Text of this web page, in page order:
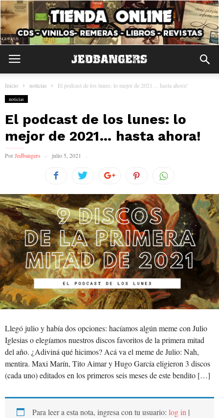
Inicio noticias El podcast de los lunes: lo mejor de 2021… hasta ahora!
noticias
El podcast de los lunes: lo
mejor de 2021… hasta ahora!
PorJedbangers julio 5, 2021
Llegó julio y había dos opciones: hacíamos algún meme con Julio
Iglesias o elegíamos nuestros discos favoritos de la primera mitad
del año. ¿Adiviná qué hicimos? Acá va el meme de Julio: Nah,
mentira. Maxi Marín, Tito Aimar y Hugo García eligieron 3 discos
(cada uno) editados en los primeros seis meses de este bendito […]
Para leer a esta nota, ingresa con tu usuario: log in |